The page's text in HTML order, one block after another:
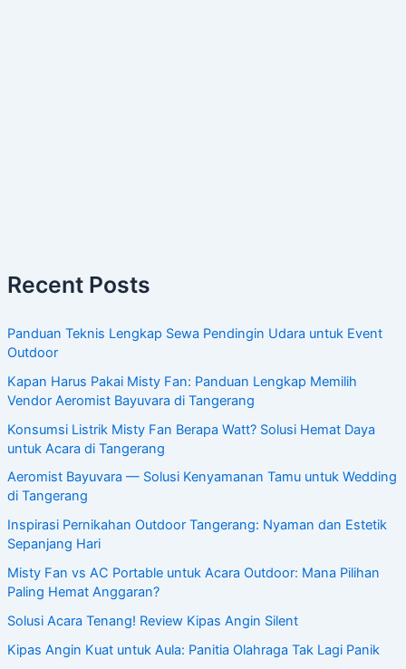
Recent Posts
Panduan Teknis Lengkap Sewa Pendingin Udara untuk Event
Outdoor
Kapan Harus Pakai Misty Fan: Panduan Lengkap Memilih
Vendor Aeromist Bayuvara di Tangerang
Konsumsi Listrik Misty Fan Berapa Watt? Solusi Hemat Daya
untuk Acara di Tangerang
Aeromist Bayuvara — Solusi Kenyamanan Tamu untuk Wedding
di Tangerang
Inspirasi Pernikahan Outdoor Tangerang: Nyaman dan Estetik
Sepanjang Hari
Misty Fan vs AC Portable untuk Acara Outdoor: Mana Pilihan
Paling Hemat Anggaran?
Solusi Acara Tenang! Review Kipas Angin Silent
Kipas Angin Kuat untuk Aula: Panitia Olahraga Tak Lagi Panik